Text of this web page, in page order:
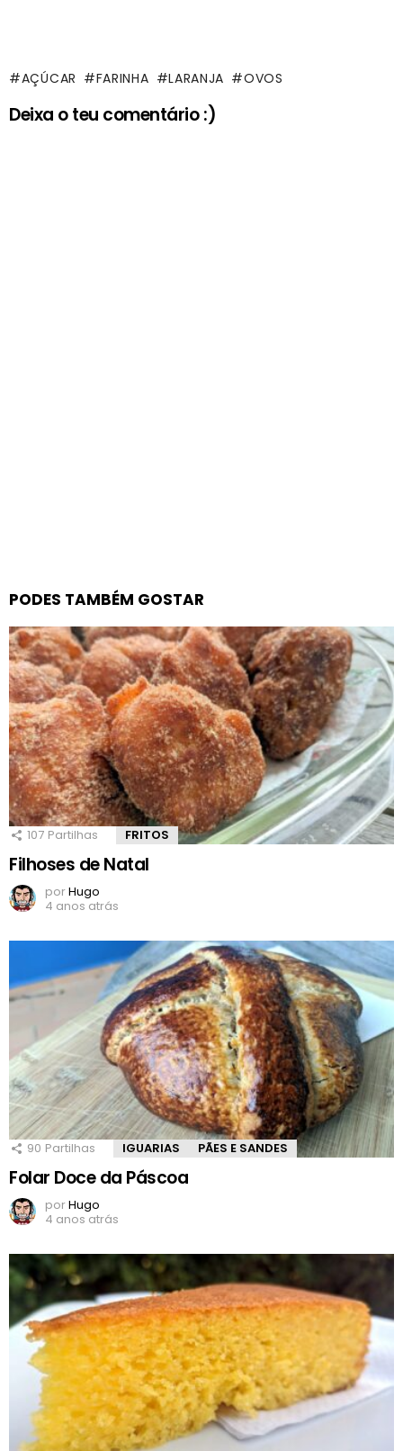
AÇÚCAR FARINHA LARANJA OVOS
Deixa o teu comentário :)
PODES TAMBÉM GOSTAR
107 Partilhas FRITOS
Filhoses de Natal
porHugo
4 anos atrás
90 Partilhas IGUARIAS PÃES E SANDES
Folar Doce da Páscoa
porHugo
4 anos atrás